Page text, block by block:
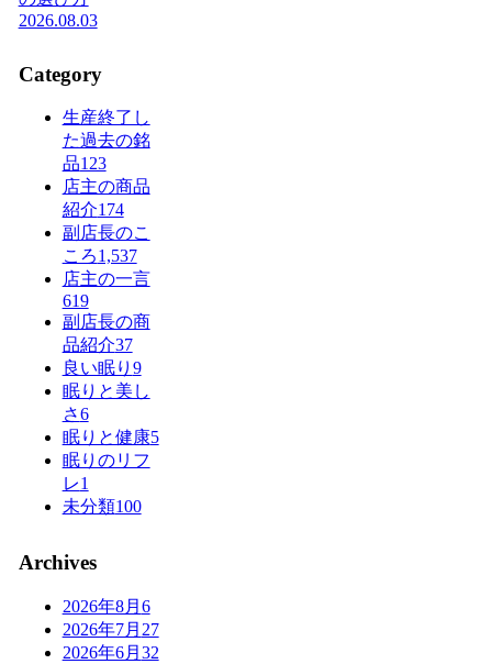
2026.08.03
Category
生産終了し
た過去の銘
品123
店主の商品
紹介174
副店長のこ
ころ1,537
店主の一言
619
副店長の商
品紹介37
良い眠り 9
眠りと美し
さ6
眠りと健康5
眠りのリフ
レ1
未分類100
Archives
2026年8月 6
2026年7月 27
2026年6月 32